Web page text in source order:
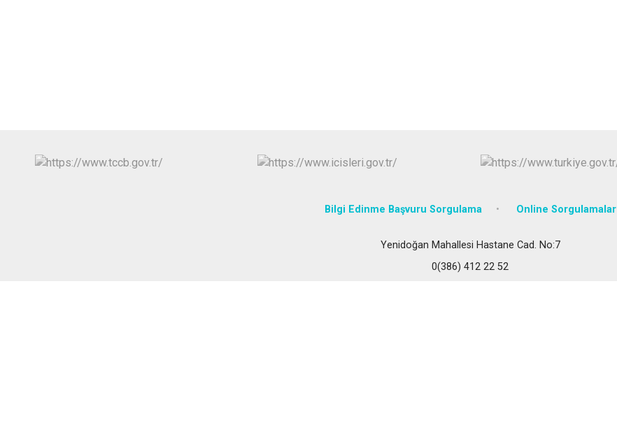
Mucur
Bilgi Edinme Başvuru Sorgulama Online Sorgulamalar
Yenidoğan Mahallesi Hastane Cad. No:7
0(386) 412 22 52